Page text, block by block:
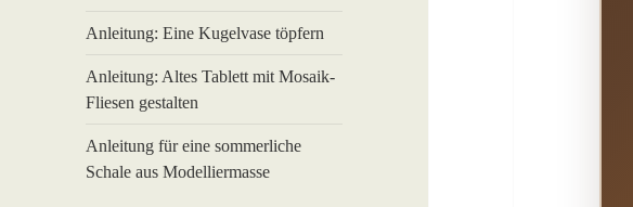
Anleitung: Eine Kugelvase töpfern
Anleitung: Altes Tablett mit Mosaik-
Fliesen gestalten
Anleitung für eine sommerliche
Schale aus Modelliermasse